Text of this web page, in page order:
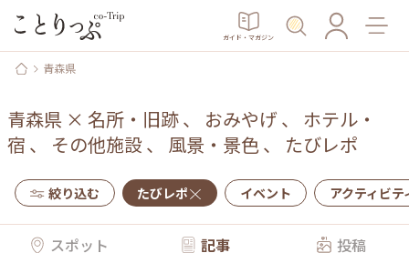
ガイド・マガジン
青森県
青森県 × 名所・旧跡、 おみやげ 、 ホテル・
宿 、 その他施設、 風景・景色、 たびレポ
絞り込む たびレポ イベント アクティビテ
スポット 記事 投稿